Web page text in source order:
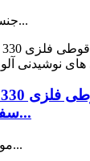
جنس/طبع: آلومی...
سفارشی شده...
مواد اولیه آلومی...